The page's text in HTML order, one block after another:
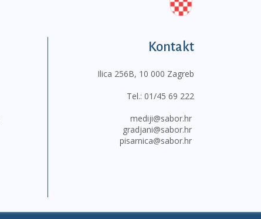
Kontakt
Ilica 256B, 10 000 Zagreb
Tel.: 01/45 69 222
mediji@sabor.hr
gradjani@sabor.hr
pisarnica@sabor.hr